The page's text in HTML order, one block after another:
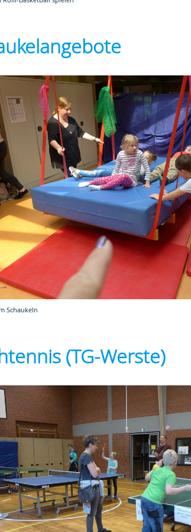
Schaukeln
(TG-Werste)